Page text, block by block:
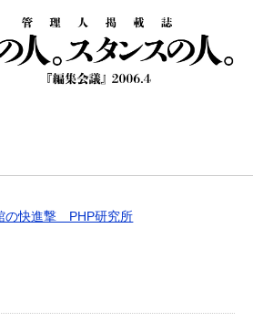
の快進撃 PHP研究所